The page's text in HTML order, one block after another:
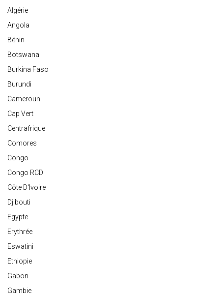
Algérie
Angola
Bénin
Botswana
Burkina Faso
Burundi
Cameroun
Cap Vert
Centrafrique
Comores
Congo
Congo RCD
Côte D'Ivoire
Djibouti
Egypte
Erythrée
Eswatini
Ethiopie
Gabon
Gambie